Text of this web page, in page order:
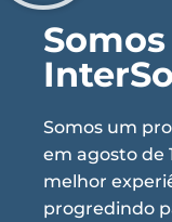
Somos um
em agosto de
melhor
progredindo